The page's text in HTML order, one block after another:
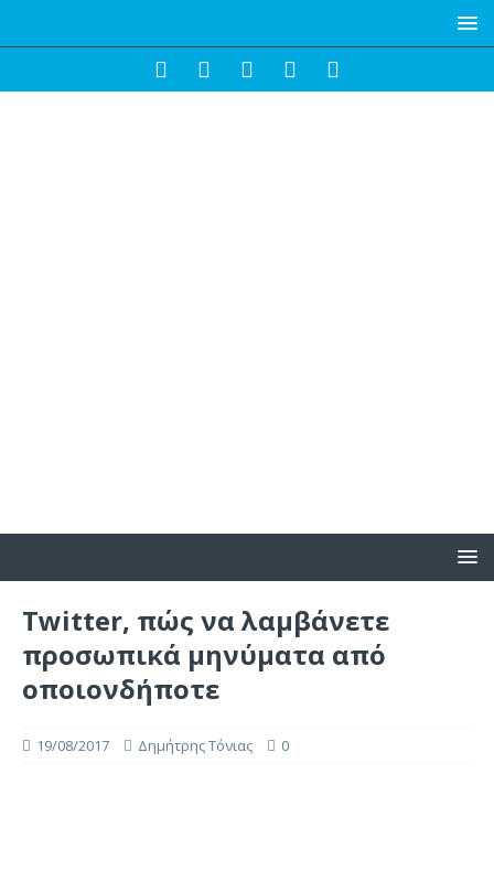
Twitter, πώς να λαμβάνετε
προσωπικά μηνύματα από
οποιονδήποτε
19/08/2017 Δημήτρης Τόνιας 0